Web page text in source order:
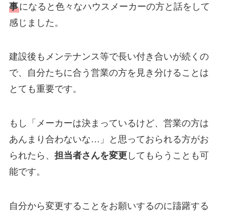
事になると色々なハウスメーカーの方と話をして
感じました。
建設後もメンテナンス等で長い付き合いが続くの
で、自分たちに合う営業の方を見き分けることは
とても重要です。
もし「メーカーは決まっているけど、営業の方は
あんまり合わないな…」と思っておられる方がお
られたら、 担当者さんを変更してもらうことも可
能です。
自分から変更することをお願いするのに躊躇する